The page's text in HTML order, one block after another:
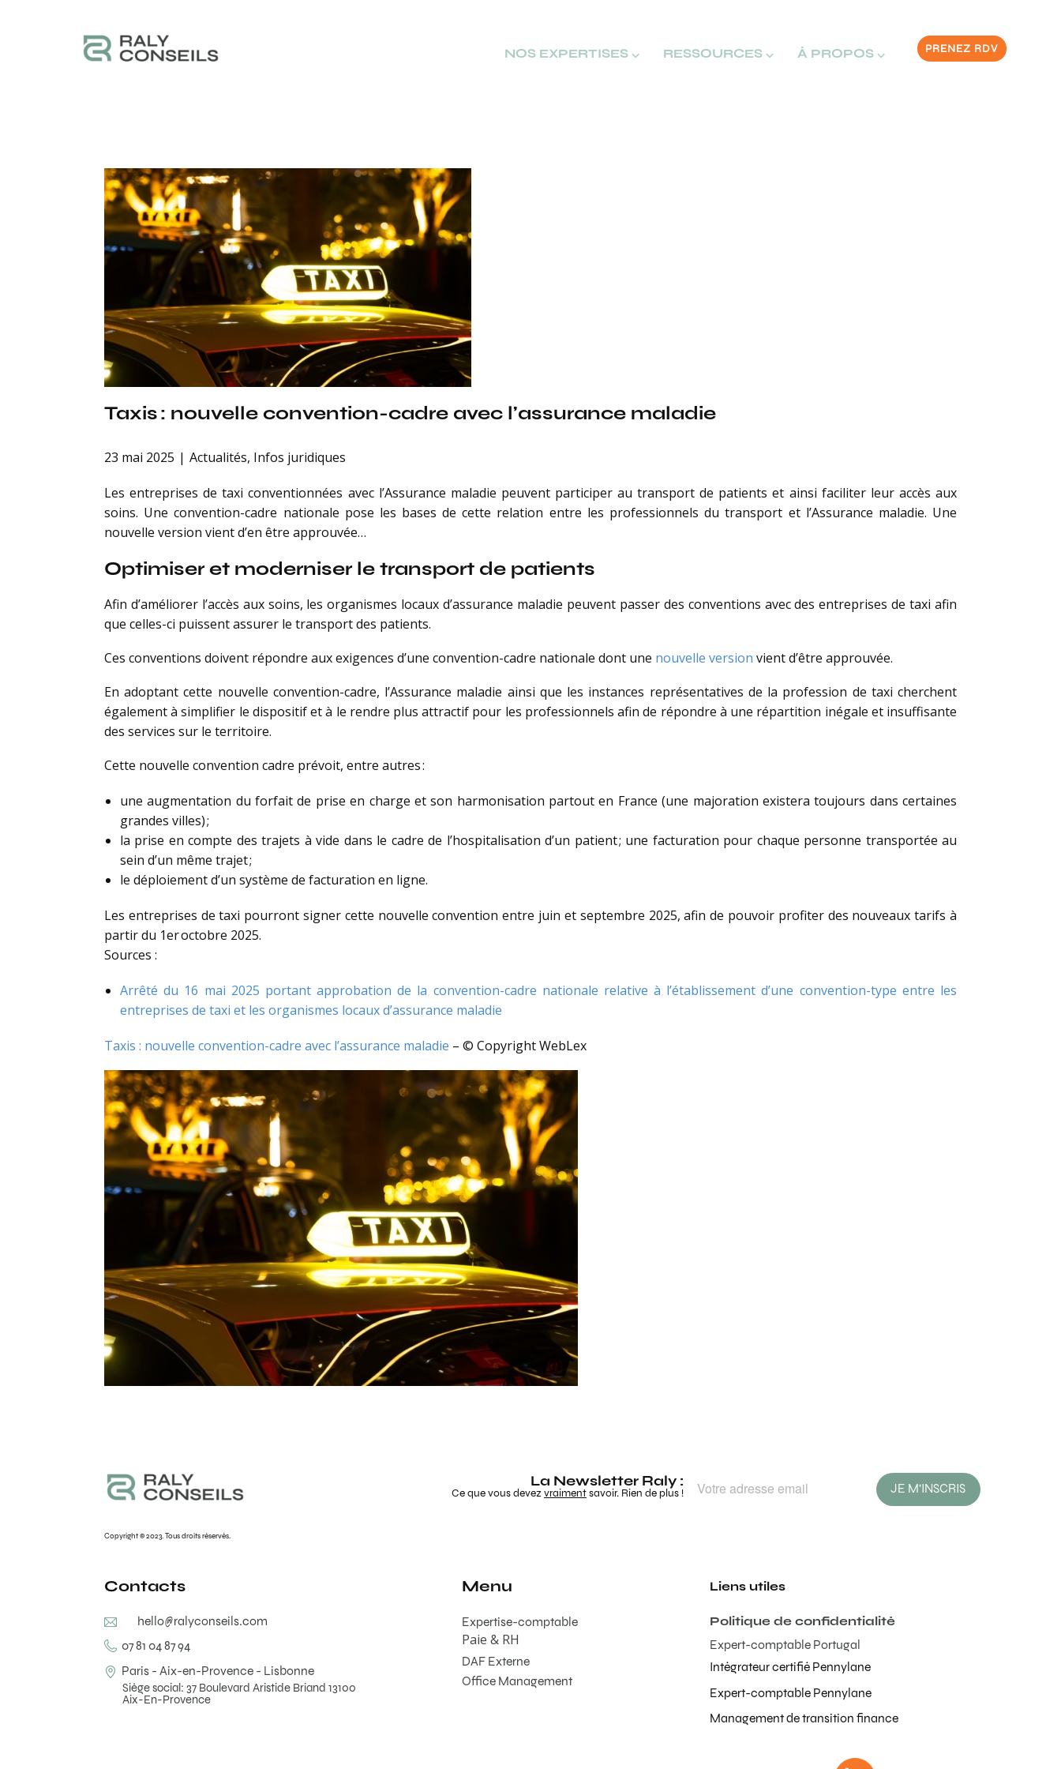
PRENEZ RDV
NOS EXPERTISES ⌵ RESSOURCES ⌵ À PROPOS ⌵
Taxis : nouvelle convention-cadre avec l’assurance maladie
23 mai 2025 Actualités, Infos juridiques
Les entreprises de taxi conventionnées avec l’Assurance maladie peuvent participer au transport de patients et ainsi faciliter leur accès aux
soins. Une convention-cadre nationale pose les bases de cette relation entre les professionnels du transport et l’Assurance maladie. Une
nouvelle version vient d’en être approuvée…
Optimiser et moderniser le transport de patients
Afin d’améliorer l’accès aux soins, les organismes locaux d’assurance maladie peuvent passer des conventions avec des entreprises de taxi afin
que celles-ci puissent assurer le transport des patients.
Ces conventions doivent répondre aux exigences d’une convention-cadre nationale dont une nouvelle version vient d’être approuvée.
En adoptant cette nouvelle convention-cadre, l’Assurance maladie ainsi que les instances représentatives de la profession de taxi cherchent
également à simplifier le dispositif et à le rendre plus attractif pour les professionnels afin de répondre à une répartition inégale et insuffisante
des services sur le territoire.
Cette nouvelle convention cadre prévoit, entre autres :
une augmentation du forfait de prise en charge et son harmonisation partout en France (une majoration existera toujours dans certaines
grandes villes) ;
la prise en compte des trajets à vide dans le cadre de l’hospitalisation d’un patient ; une facturation pour chaque personne transportée au
sein d’un même trajet ;
le déploiement d’un système de facturation en ligne.
Les entreprises de taxi pourront signer cette nouvelle convention entre juin et septembre 2025, afin de pouvoir profiter des nouveaux tarifs à
partir du 1er octobre 2025.
Sources :
Arrêté du 16 mai 2025 portant approbation de la convention-cadre nationale relative à l’établissement d’une convention-type entre les
entreprises de taxi et les organismes locaux d’assurance maladie
Taxis : nouvelle convention-cadre avec l’assurance maladie – © Copyright WebLex
La Newsletter Raly :
Ce que vous devezvraimentsavoir. Rien de plus ! JE M'INSCRIS
Copyright © 2023. Tous droits réservés.
Contacts
hello@ralyconseils.com
07 81 04 87 94
Paris - Aix-en-Provence - Lisbonne
Siège social: 37 Boulevard Aristide Briand 13100
Aix-En-Provence
Menu
Expertise-comptable
DAF Externe
Office Management
Paie & RH
Liens utiles
Politique de confidentialité
Expert-comptable Portugal
Intégrateur certifié Pennylane
Expert-comptable Pennylane
Management de transition finance